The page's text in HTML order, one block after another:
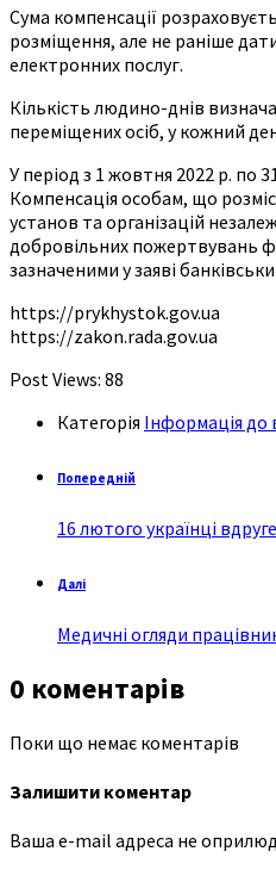
Сума компенсації
розміщення, але не раніше
електронних послуг.
Кількість людино-днів
переміщених осіб, у кожний
У період з 1 жовтня 2022 р. по
Компенсація особам, що
установ та організацій
добровільних пожертвувань
зазначеними у заяві
https://prykhystok.gov.ua
https://zakon.rada.gov.ua
Post Views: 88
Категорія Інформація до
Попередній
16 лютого українці
Далі
Медичні огляди
0 коментарів
Поки що немає коментарів
Залишити коментар
Ваша e-mail адреса не